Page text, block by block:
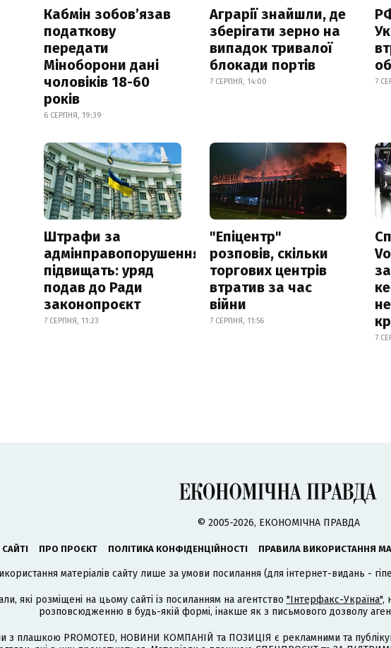
Кабмін зобовʼязав
податкову
передати
Міноборони дані
чоловіків 18-60
років
6 СЕРПНЯ, 19:39
Аграрії знайшли, де
зберігати зерно на
випадок тривалої
блокади портів
7 СЕРПНЯ, 14:00 7
Штрафи за
адмінправопорушення
підвищать: уряд
подав до Ради
законопроєкт
7 СЕРПНЯ, 11:23
"Епіцентр"
розповів, скільки
торгових центрів
втратив за час
війни
7 СЕРПНЯ, 11:56
7
© 2005-2026, ЕКОНОМІЧНА ПРАВДА
ПРО ПРОЄКТ ПОЛІТИКА КОНФІДЕНЦІЙНОСТІ ПРАВИЛА ВИКОРИСТАННЯ
матеріалів сайту лише за умови посилання (для інтернет-видань -
які розміщені на цьому сайті із посиланням на агентство "Інтерфакс-Україна",
розповсюдженню в будь-якій формі, інакше як з письмового дозволу
з плашкою PROMOTED, НОВИНИ КОМПАНІЙ та ПОЗИЦІЯ є рекламними та